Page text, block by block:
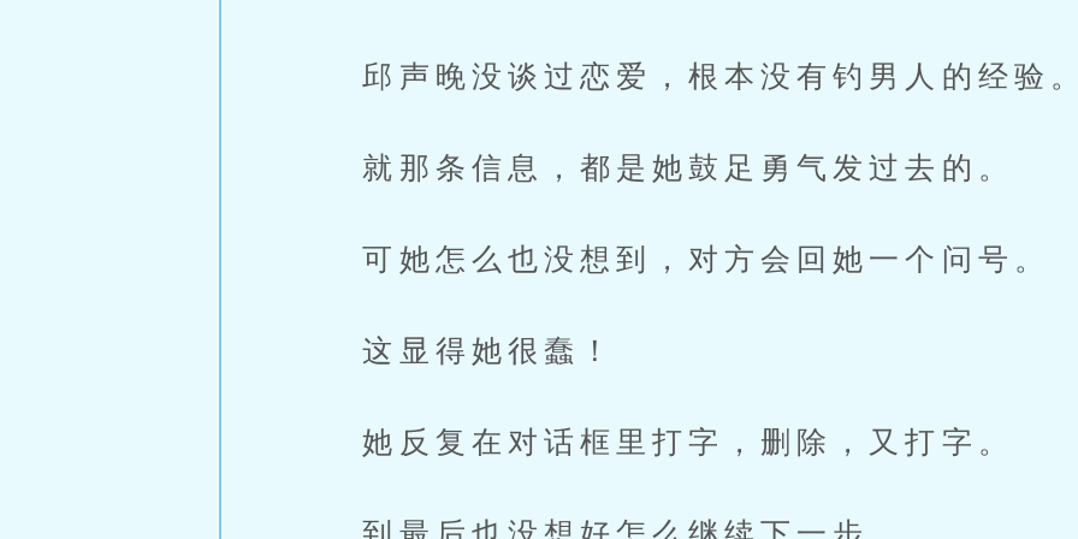
邱声晚没谈过恋爱，根本没有钓男人的经验
就那条信息，都是她鼓足勇气发过去的。
可她怎么也没想到，对方会回她一个问号。
这显得她很蠢！
她反复在对话框里打字，删除，又打字。